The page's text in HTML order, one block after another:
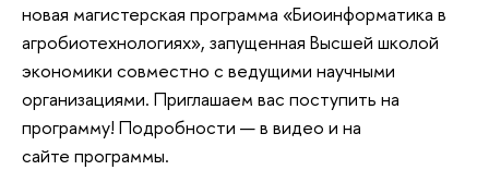
новая магистерская программа «Биоинформатика в
агробиотехнологиях», запущенная Высшей школой
экономики совместно с ведущими научными
организациями. Приглашаем вас поступить на
программу! Подробности — в видео и на
сайте программы.